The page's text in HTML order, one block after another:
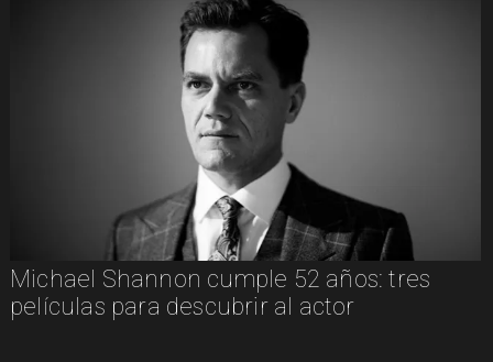
Michael Shannon cumple 52 años: tres
películas para descubrir al actor